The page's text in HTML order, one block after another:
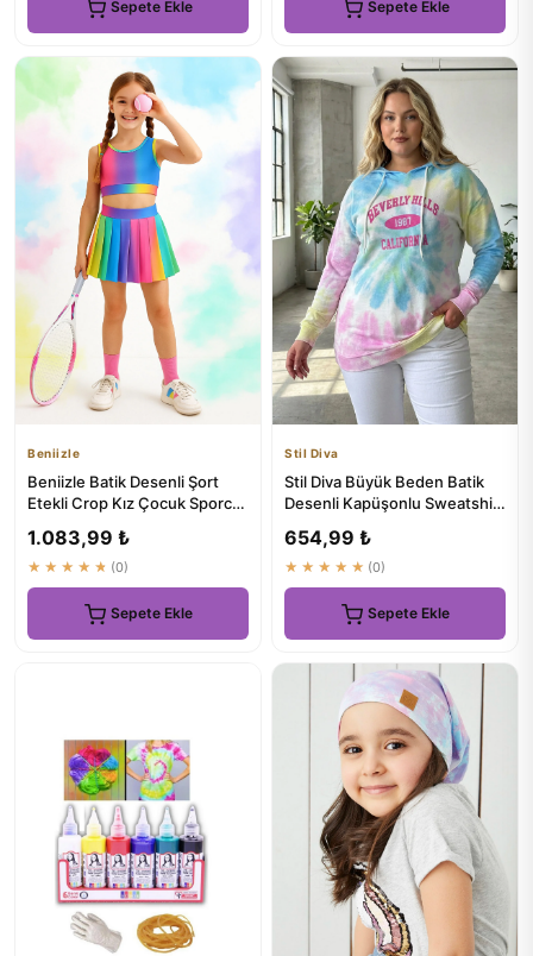
Sepete Ekle Sepete Ekle
Beniizle
Beniizle Batik Desenli Şort
Etekli Crop Kız Çocuk Sporcu
1.083,99 ₺
★★★★★ (0)
Sepete Ekle
Stil Diva
Stil Diva Büyük Beden Batik
Desenli Kapüşonlu Sweatshirt
654,99 ₺
★★★★★ (0)
Sepete Ekle